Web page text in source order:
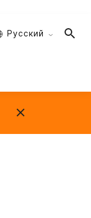
Русский